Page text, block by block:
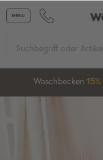
Waschbecken 15%